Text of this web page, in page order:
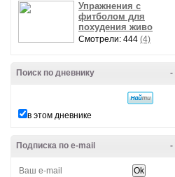
Упражнения с
фитболом для
похудения живо
Смотрели: 444 (4)
-
Поиск по дневнику
в этом дневнике
-
Подписка по e-mail